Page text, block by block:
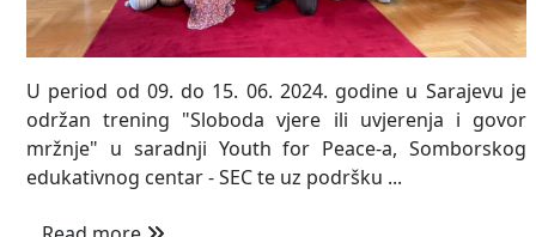
U period od 09. do 15. 06. 2024. godine u Sarajevu je
održan trening "Sloboda vjere ili uvjerenja i govor
mržnje" u saradnji Youth for Peace-a, Somborskog
edukativnog centar - SEC te uz podršku ...